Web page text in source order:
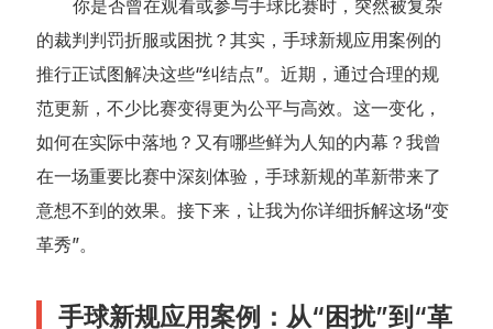
你是否曾在观看或参与手球比赛时，突然被复杂
的裁判判罚折服或困扰？其实，手球新规应用案例的
推行正试图解决这些“纠结点”。近期，通过合理的规
范更新，不少比赛变得更为公平与高效。这一变化，
如何在实际中落地？又有哪些鲜为人知的内幕？我曾
在一场重要比赛中深刻体验，手球新规的革新带来了
意想不到的效果。接下来，让我为你详细拆解这场“变
革秀”。
手球新规应用案例：从“困扰”到“革